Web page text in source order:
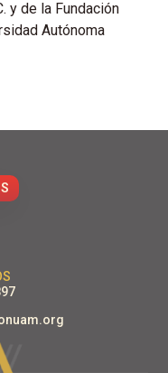
y de la Fundación
Autónoma